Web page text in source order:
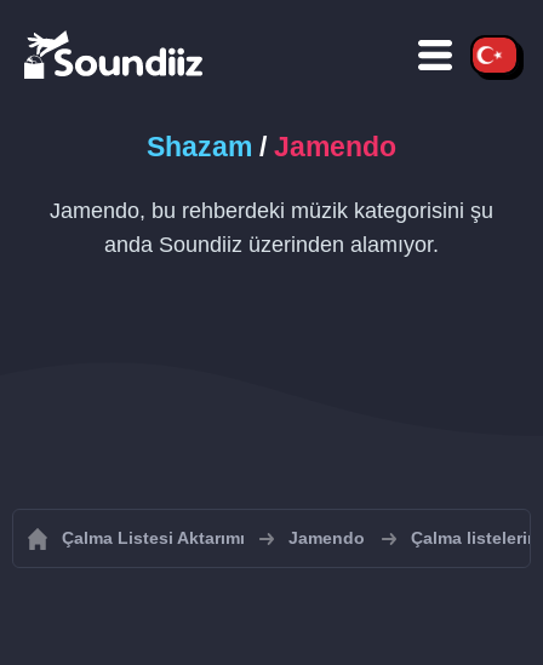
Shazam / Jamendo
Jamendo, bu rehberdeki müzik kategorisini şu
anda Soundiiz üzerinden alamıyor.
Çalma Listesi Aktarımı Jamendo Çalma